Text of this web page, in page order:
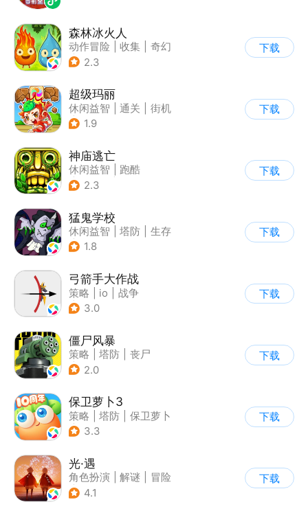
森林冰火人
动作冒险 收集
奇幻
| 儿童游戏
2.3
下载
超级玛丽
休闲益智 通关
街机
| 儿童游戏
1.9
下载
神庙逃亡
休闲益智
跑酷
| 欧美风
2.3
下载
猛鬼学校
休闲益智 塔防
生存
| 暗黑
1.8
下载
弓箭手大作战
策略 io
战争
| 非对称竞技
3.0
下载
僵尸风暴
策略 塔防
丧尸
| 卡通
2.0
下载
保卫萝卜3
策略 塔防
保卫萝卜
| 卡通
3.3
下载
光·遇
角色扮演 解谜
冒险
| 开放世界
4.1
下载